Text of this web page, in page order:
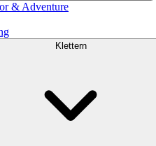
& Adventure
Klettern